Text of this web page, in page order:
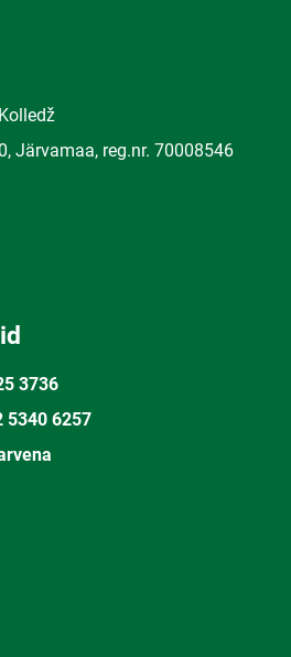
Järvamaa, reg.nr. 70008546
3736
5340 6257